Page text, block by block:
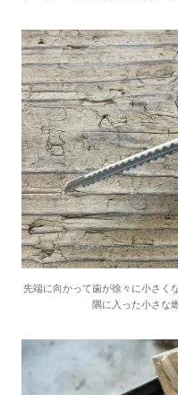
先端に向かって歯が徐々に小さく
隅に入った小さな